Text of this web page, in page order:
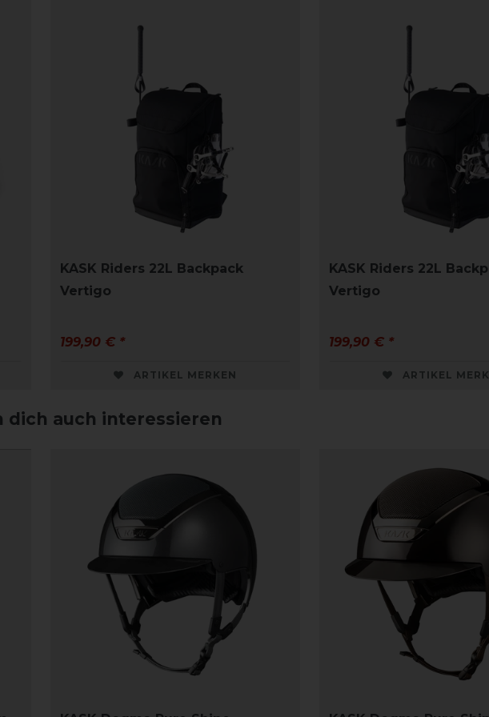
KASK Riders 22L Backpack
Vertigo
199,90 € *
ARTIKEL MERKEN
KASK Riders 22L
Vertigo
199,90 € *
ARTIKEL
dich auch interessieren